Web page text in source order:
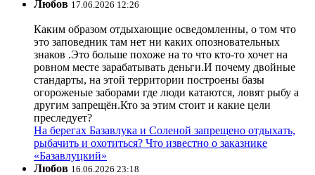
Любов 17.06.2026 12:26
Каким образом отдыхающие осведомленны, о том что
это заповедник там нет ни каких опозновательных
знаков .Это больше похоже на то что кто-то хочет на
ровном месте зарабатывать деньги.И почему двойные
стандарты, на этой территории построены базы
огороженые заборами где люди катаются, ловят рыбу а
другим запрещён.Кто за этим стоит и какие цели
преследует?
На берегах Базавлука и Соленой запрещено отдыхать,
рыбачить и охотиться? Что известно о заказнике
«Базавлуцкий»
Любов 16.06.2026 23:18